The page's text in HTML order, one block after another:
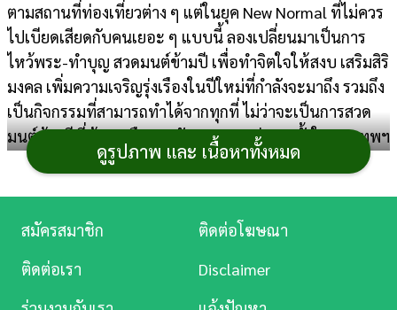
ตามสถานที่ท่องเที่ยวต่าง ๆ แต่ในยุค New Normal ที่ไม่ควร
ไปเบียดเสียดกับคนเยอะ ๆ แบบนี้ ลองเปลี่ยนมาเป็นการ
ไหว้พระ-ทำบุญ สวดมนต์ข้ามปี เพื่อทำจิตใจให้สงบ เสริมสิริ
มงคล เพิ่มความเจริญรุ่งเรืองในปีใหม่ที่กำลังจะมาถึง รวมถึง
เป็นกิจกรรมที่สามารถทำได้จากทุกที่ ไม่ว่าจะเป็นการสวด
มนต์ข้ามปีที่บ้าน หรือตามวัดวาอารามต่าง ๆ ทั้งในกรุงเทพฯ
และต่างจังหวัด เราจึงได้รวบรวมสถานที่จัดงานกิจกรรมดี ๆ
ใจสงบ เสริมบุญรับปีใหม่ เช็กพิกัดและกิจกรรมพิเศษได้ที่นี่
ดูรูปภาพ และ เนื้อหาทั้งหมด
การ
ศึกษา
บันเทิง
ดู
หนัง
สมัครสมาชิก
ติดต่อโฆษณา
ติดต่อเรา
Disclaimer